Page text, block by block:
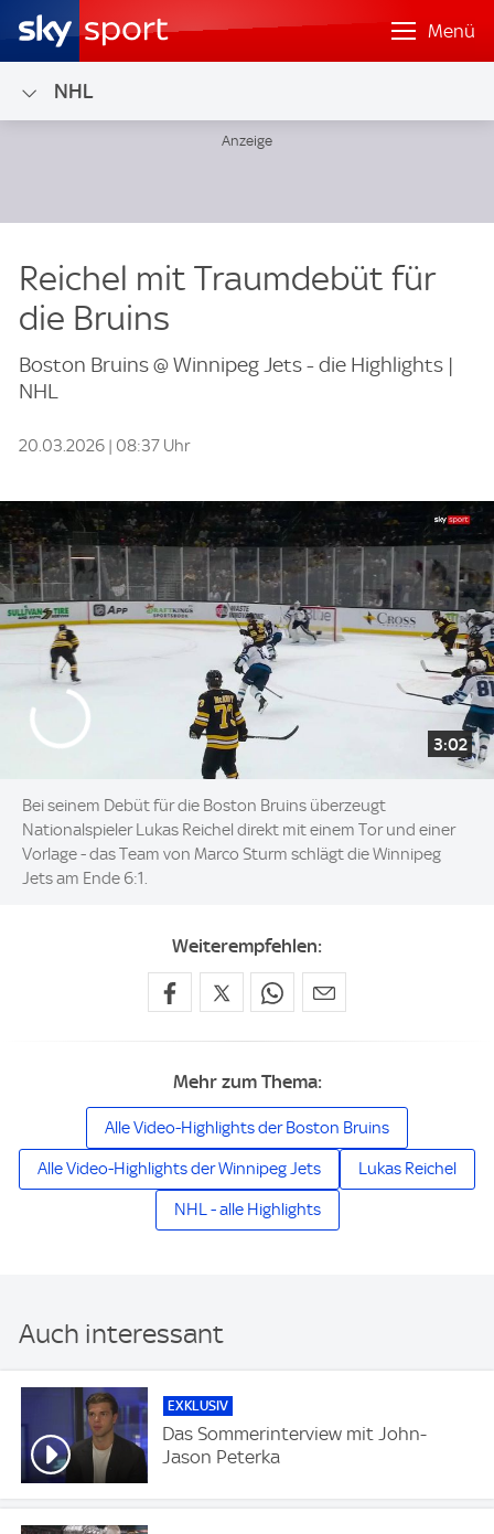
Menü
NHL
Reichel mit Traumdebüt für
die Bruins
Boston Bruins @ Winnipeg Jets - die Highlights |
NHL
20.03.2026 | 08:37 Uhr
3:02
Bei seinem Debüt für die Boston Bruins überzeugt
Nationalspieler Lukas Reichel direkt mit einem Tor und einer
Vorlage - das Team von Marco Sturm schlägt die Winnipeg
Jets am Ende 6:1.
Weiterempfehlen:
Mehr zum Thema:
Alle Video-Highlights der Boston Bruins
Alle Video-Highlights der Winnipeg Jets Lukas Reichel
NHL - alle Highlights
Auch interessant
EXKLUSIV
Das Sommerinterview mit John-
Jason Peterka